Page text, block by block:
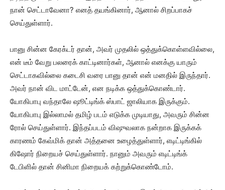
நான் செட்டாவேனா? எனத் தயங்கினார், ஆனால் சிறப்பாகச்
செய்துள்ளார்.
பானு சின்ன கேரக்டர் தான், அவர் முதலில் ஒத்துக்கொள்ளவில்லை,
என் டீம் வேறு பலரைக் காட்டினார்கள், ஆனால் எனக்கு யாரும்
செட்டாகவில்லை கடைசி வரை பானு தான் என் மனதில் இருந்தார்.
அவர் நான் விட மாட்டேன், என நடிக்க ஒத்துக்கொண்டார்.
யோகிபாபு வந்தாலே ஷூட்டிங்க் ஸ்பாட் ஜாலியாக இருக்கும்.
யோகிபாபு இல்லாமல் தமிழ் படம் எடுக்க முடியாது, அவரும் சின்ன
ரோல் செய்துள்ளார். இந்தப்படம் விஷுவலாக நன்றாக இருக்கக்
காரணம் கேவ்மிக் தான் அத்தனை உழைத்துள்ளார், எடிட்டிங்கில்
கிஷோர் நிறையச் செய்துள்ளார். நானும் அவரும் எடிட்டிங்க்
டேபிளில் தான் சினிமா நிறையக் கற்றுக்கொண்டோம்.